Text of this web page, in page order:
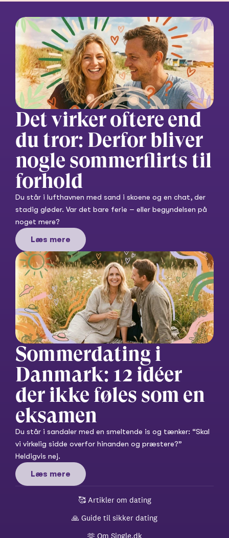
Det virker oftere end
du tror: Derfor bliver
nogle sommerflirts til
forhold
Du står i lufthavnen med sand i skoene og en chat, der
stadig gløder. Var det bare ferie – eller begyndelsen på
noget mere?
Læs mere
Sommerdating i
Danmark: 12 idéer
der ikke føles som en
eksamen
Du står i sandaler med en smeltende is og tænker: “Skal
vi virkelig sidde overfor hinanden og præstere?”
Heldigvis nej.
Læs mere
🥰 Artikler om dating
🙏 Guide til sikker dating
🫶 Om Single.dk